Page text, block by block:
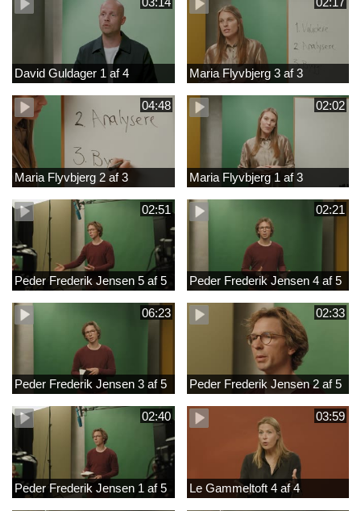
David Guldager 1 af 4 Maria Flyvbjerg 3 af 3
04:48
Maria Flyvbjerg 2 af 3
02:02
Maria Flyvbjerg 1 af 3
02:51
Peder Frederik Jensen 5 af 5
02:21
Peder Frederik Jensen 4 af 5
06:23
Peder Frederik Jensen 3 af 5
02:33
Peder Frederik Jensen 2 af 5
02:40
Peder Frederik Jensen 1 af 5
03:59
Le Gammeltoft 4 af 4